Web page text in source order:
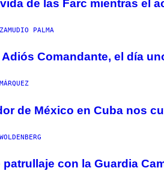
de las Farc mientras el
PALMA
Comandante, el día
de México en Cuba nos
patrullaje con la Guardia